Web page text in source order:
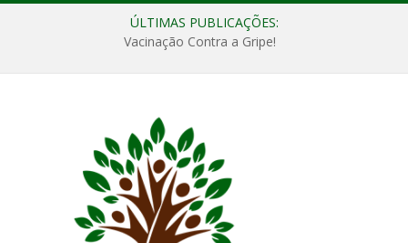
ÚLTIMAS PUBLICAÇÕES:
Vacinação Contra a Gripe!